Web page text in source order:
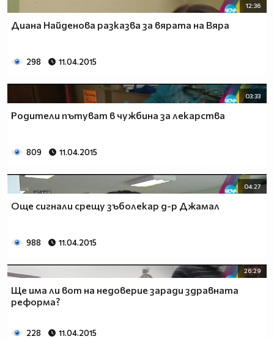
12:36
Диана Найденова разказва за вярата на Вяра
298 11.04.2015
03:33
Родители пътуват в чужбина за лекарства
809 11.04.2015
04:27
Още сигнали срещу зъболекар д-р Джамал
988 11.04.2015
26:29
Ще има ли вот на недоверие заради здравната
реформа?
228 11.04.2015